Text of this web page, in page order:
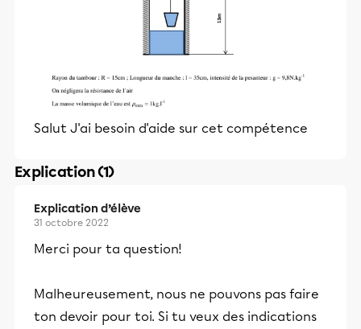
Salut J'ai besoin d'aide sur cet compétence
Explication (1)
Explication d’élève
31 octobre 2022
Merci pour ta question!
Malheureusement, nous ne pouvons pas faire
ton devoir pour toi. Si tu veux des indications